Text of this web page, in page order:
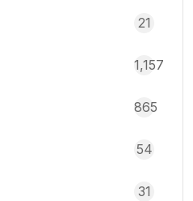
21
1,157
865
54
31